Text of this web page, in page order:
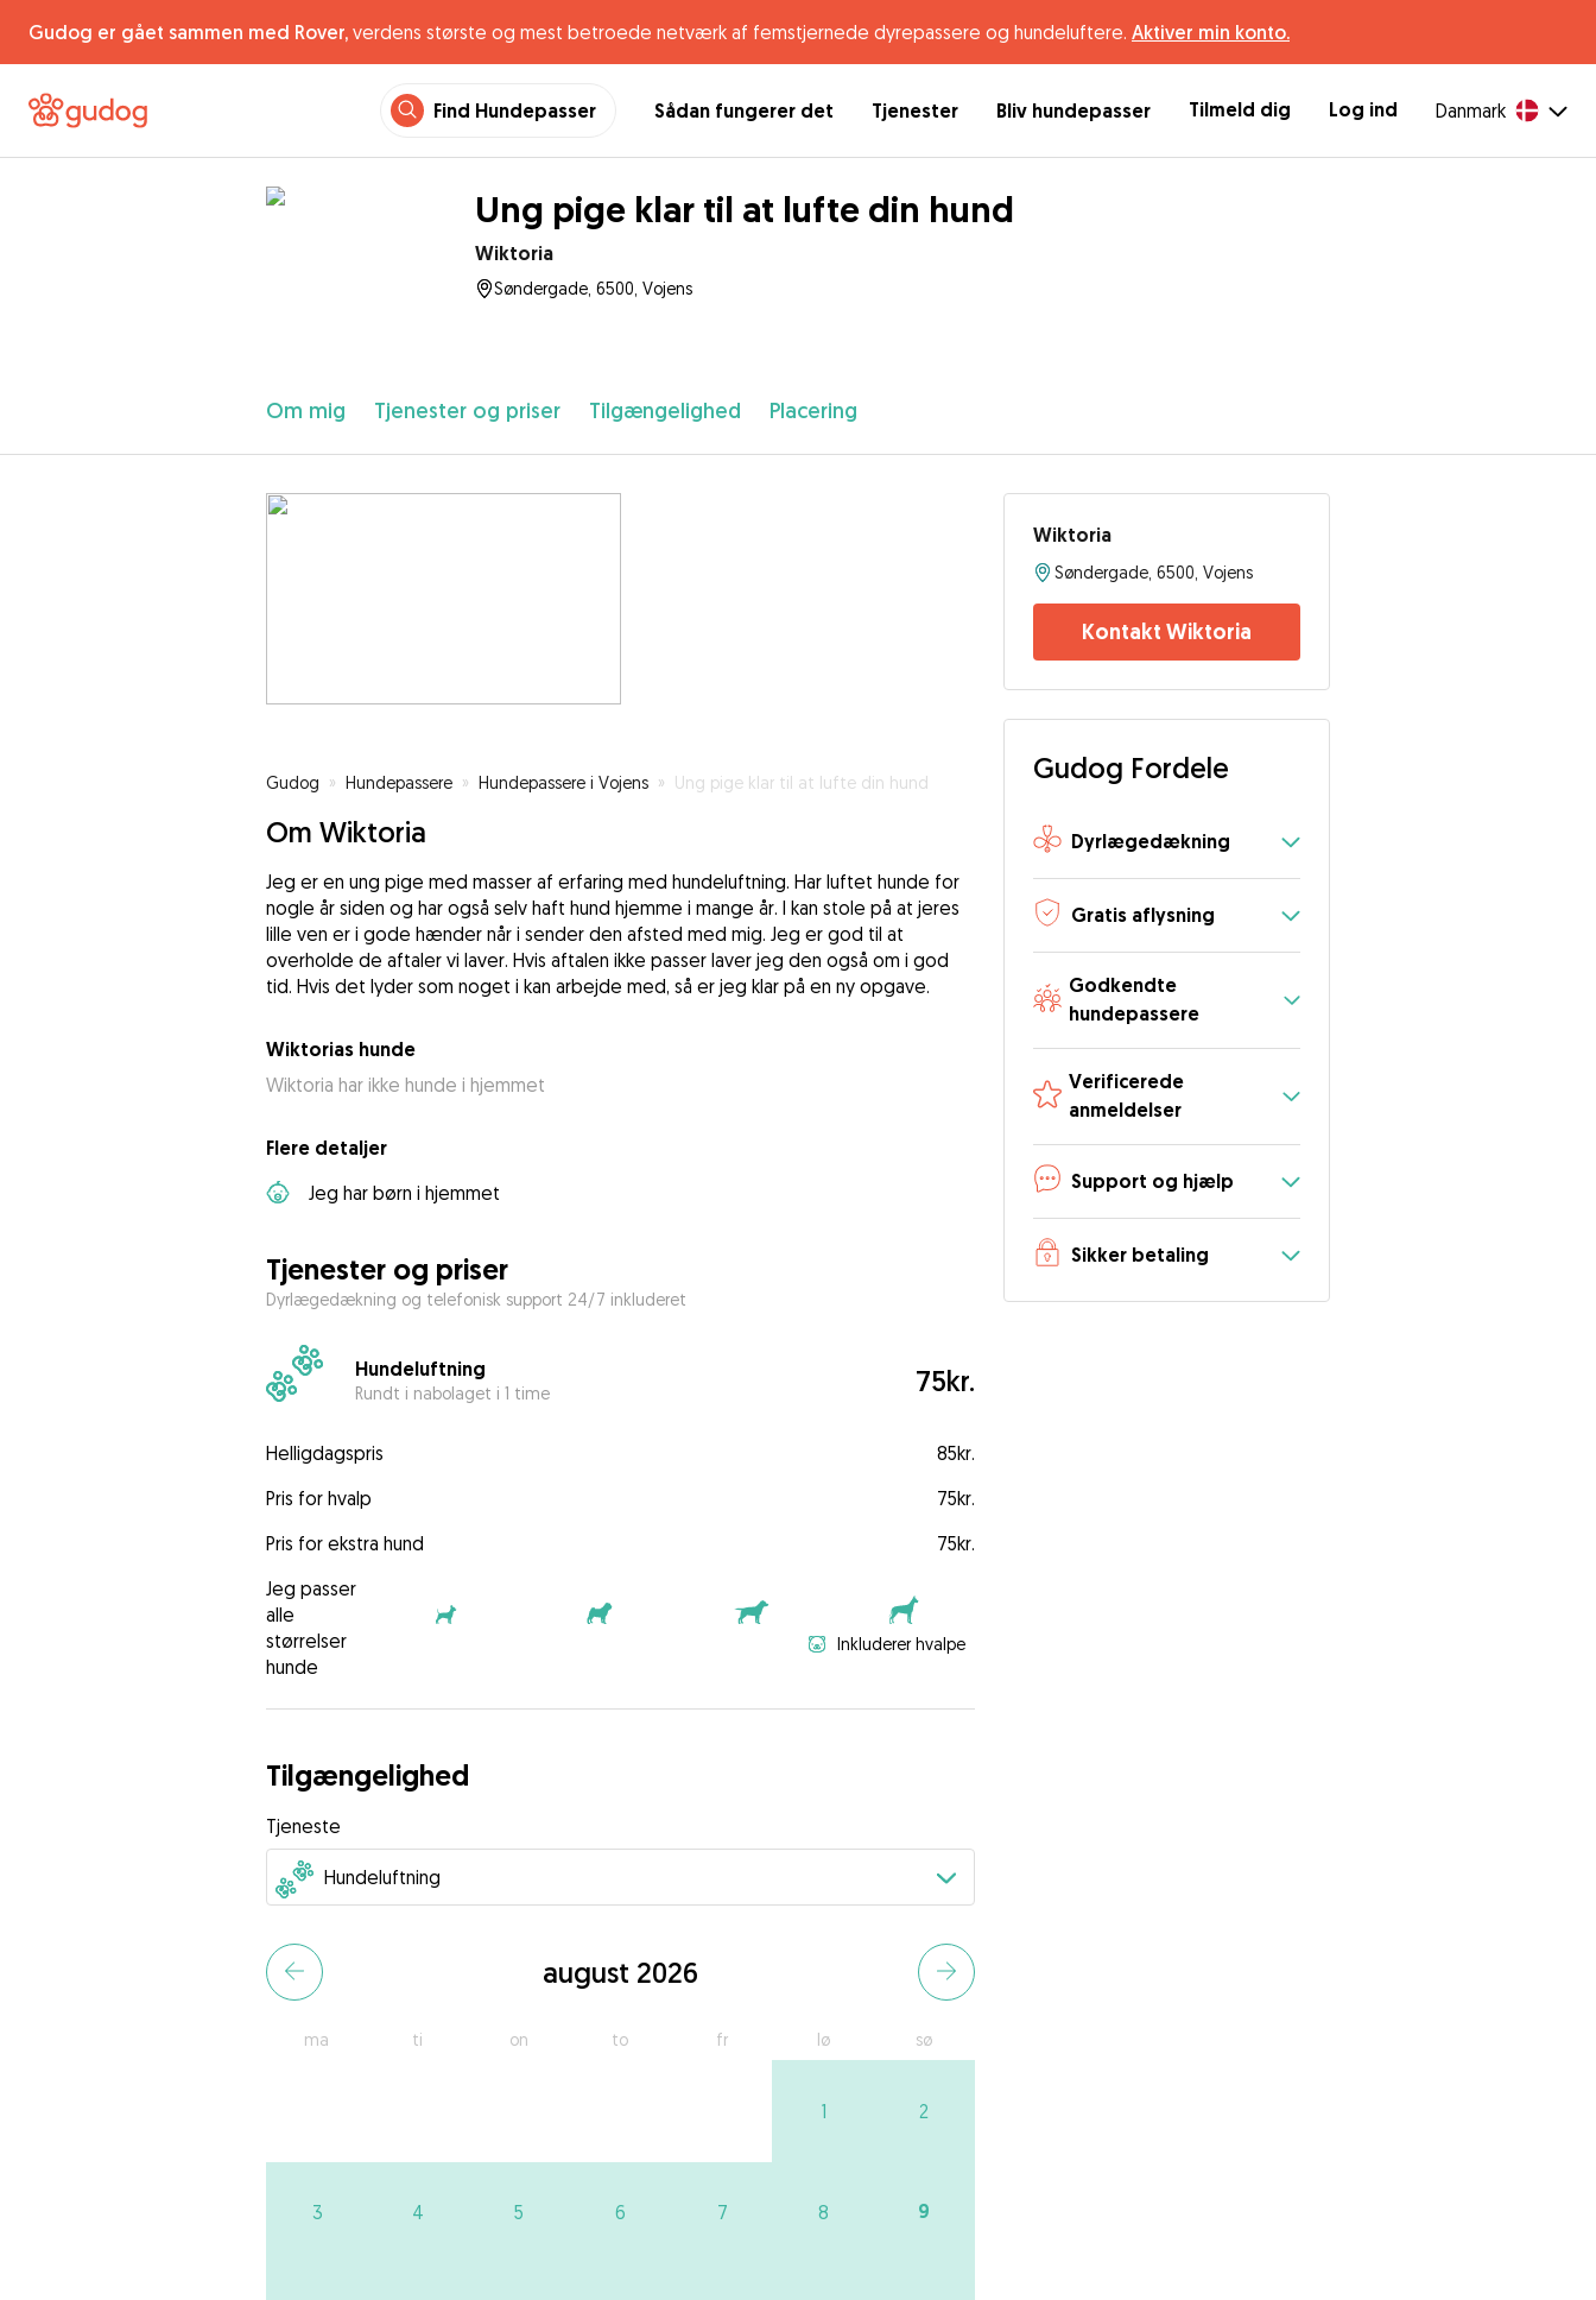
Gudog er gået sammen med Rover, verdens største og mest betroede netværk af femstjernede dyrepassere og hundeluftere. Aktiver min konto.
Find Hundepasser Sådan fungerer det Tjenester Bliv hundepasser Tilmeld dig Log ind Danmark
Ung pige klar til at lufte din hund
Wiktoria
Søndergade, 6500, Vojens
Om mig Tjenester og priser Tilgængelighed Placering
Gudog » Hundepassere » Hundepassere i Vojens » Ung pige klar til at lufte din hund
Om Wiktoria
Jeg er en ung pige med masser af erfaring med hundeluftning. Har luftet hunde for
nogle år siden og har også selv haft hund hjemme i mange år. I kan stole på at jeres
lille ven er i gode hænder når i sender den afsted med mig. Jeg er god til at
overholde de aftaler vi laver. Hvis aftalen ikke passer laver jeg den også om i god
tid. Hvis det lyder som noget i kan arbejde med, så er jeg klar på en ny opgave.
Wiktorias hunde
Wiktoria har ikke hunde i hjemmet
Flere detaljer
Jeg har børn i hjemmet
Tjenester og priser
Dyrlægedækning og telefonisk support 24/7 inkluderet
Hundeluftning
Rundt i nabolaget i 1 time 75kr.
Helligdagspris
85kr.
Pris for hvalp
75kr.
Pris for ekstra hund
75kr.
Jeg passer
alle
størrelser
hunde
Inkluderer hvalpe
Tilgængelighed
Tjeneste
august 2026
ma ti on to fr lø sø
1 2
3 4 5 6 7 8 9
Wiktoria
Søndergade, 6500, Vojens
Kontakt Wiktoria
Gudog Fordele
Dyrlægedækning
Gratis aflysning
Godkendte
hundepassere
Verificerede
anmeldelser
Support og hjælp
Sikker betaling